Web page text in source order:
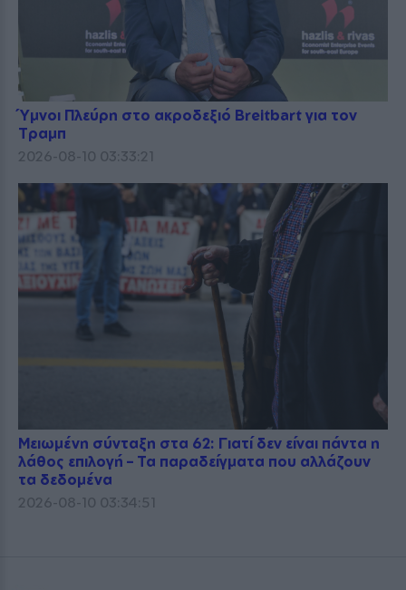
Ύμνοι Πλεύρη στο ακροδεξιό Breitbart για τον
Τραμπ
2026-08-10 03:33:21
Μειωμένη σύνταξη στα 62: Γιατί δεν είναι πάντα η
λάθος επιλογή – Τα παραδείγματα που αλλάζουν
τα δεδομένα
2026-08-10 03:34:51